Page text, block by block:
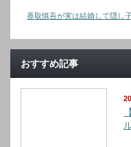
香取慎吾が実は結婚して隠し
おすすめ記事